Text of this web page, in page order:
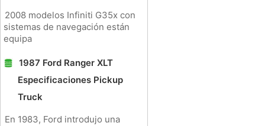
2008 modelos Infiniti G35x con
sistemas de navegación están
equipa
1987 Ford Ranger XLT
Especificaciones Pickup
Truck
En 1983, Ford introdujo una